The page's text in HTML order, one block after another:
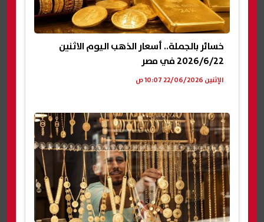
خسائر بالجملة.. أسعار الذهب اليوم الاثنين
2026/6/22 في مصر
الإثنين 22/06/2026 10:07 ص